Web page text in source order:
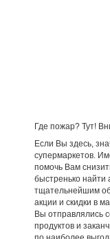
Где пожар? Тут!
Если Вы здесь,
супермаркетов.
помочь Вам
быстренько найти
тщательнейшим
акции и скидки в
Вы отправлялись
продуктов и